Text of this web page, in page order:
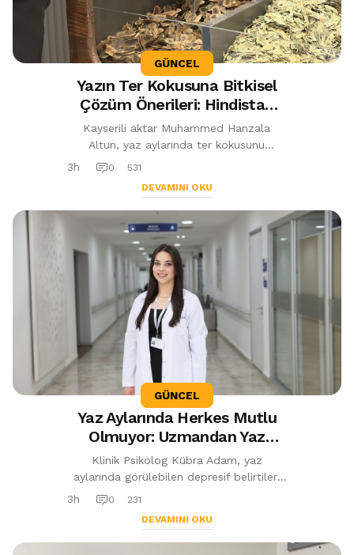
GÜNCEL
Yazın Ter Kokusuna Bitkisel
Çözüm Önerileri: Hindistan
Cevizi Yağı ve Lavanta Öne
Çıkıyor
Kayserili aktar Muhammed Hanzala
Altun, yaz aylarında ter kokusunu
azaltmaya yardımcı olabilecek bitkisel
l...
3h 0
531
DEVAMINI OKU
GÜNCEL
Yaz Aylarında Herkes Mutlu
Olmuyor: Uzmandan Yaz
Depresyonu ve Tatil Stresi
Uyarısı
Klinik Psikolog Kübra Adam, yaz
aylarında görülebilen depresif belirtiler,
tatil stresi ve sosyal medyanın psikolojik
3h 0
231
DEVAMINI OKU